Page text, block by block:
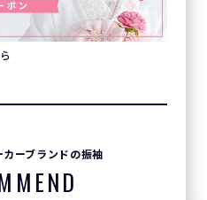
ーブランドの振袖